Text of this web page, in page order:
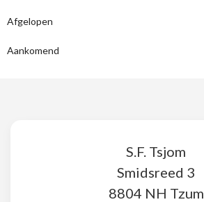
Afgelopen
Aankomend
S.F. Tsjom
Smidsreed 3
8804 NH Tzum